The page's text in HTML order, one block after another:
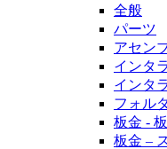
全般
パーツ
アセン
インタ
インタ
フォル
板金 -
板金 –